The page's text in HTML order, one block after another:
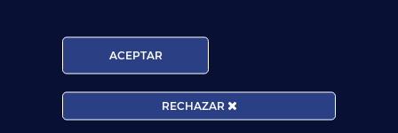
ACEPTAR
RECHAZAR